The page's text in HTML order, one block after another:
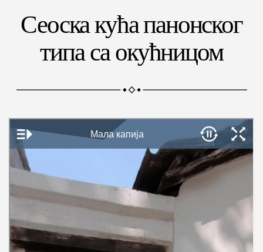
Сеоска кућа панонског
типа са окућницом